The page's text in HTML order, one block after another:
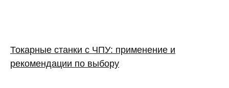
Токарные станки с ЧПУ: применение и
рекомендации по выбору